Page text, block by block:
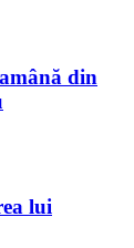
din
lui